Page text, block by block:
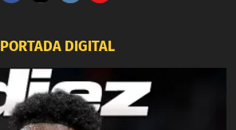
PORTADA DIGITAL